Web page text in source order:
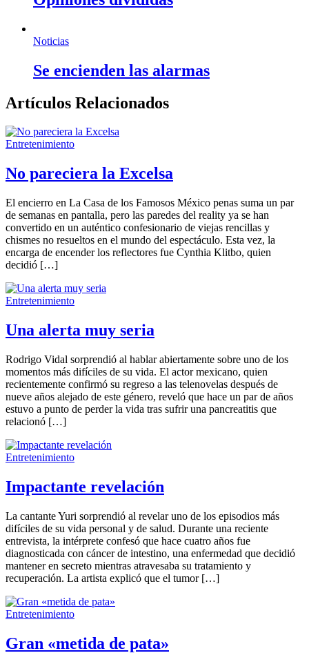
Noticias
Se encienden las alarmas
Artículos Relacionados
Entretenimiento
No pareciera la Excelsa
El encierro en La Casa de los Famosos México penas suma un par
de semanas en pantalla, pero las paredes del reality ya se han
convertido en un auténtico confesionario de viejas rencillas y
chismes no resueltos en el mundo del espectáculo. Esta vez, la
encarga de encender los reflectores fue Cynthia Klitbo, quien
decidió […]
Entretenimiento
Una alerta muy seria
Rodrigo Vidal sorprendió al hablar abiertamente sobre uno de los
momentos más difíciles de su vida. El actor mexicano, quien
recientemente confirmó su regreso a las telenovelas después de
nueve años alejado de este género, reveló que hace un par de años
estuvo a punto de perder la vida tras sufrir una pancreatitis que
relacionó […]
Entretenimiento
Impactante revelación
La cantante Yuri sorprendió al revelar uno de los episodios más
difíciles de su vida personal y de salud. Durante una reciente
entrevista, la intérprete confesó que hace cuatro años fue
diagnosticada con cáncer de intestino, una enfermedad que decidió
mantener en secreto mientras atravesaba su tratamiento y
recuperación. La artista explicó que el tumor […]
Entretenimiento
Gran «metida de pata»